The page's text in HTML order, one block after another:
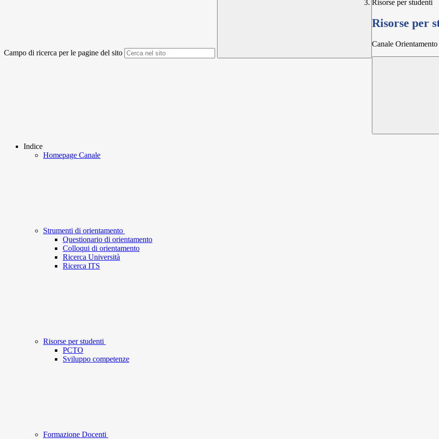
Campo di ricerca per le pagine del sito
Risorse per studenti
Risorse per
Canale Orientamento
Indice
Homepage Canale
Strumenti di orientamento
Questionario di orientamento
Colloqui di orientamento
Ricerca Università
Ricerca ITS
Risorse per studenti
PCTO
Sviluppo competenze
Formazione Docenti